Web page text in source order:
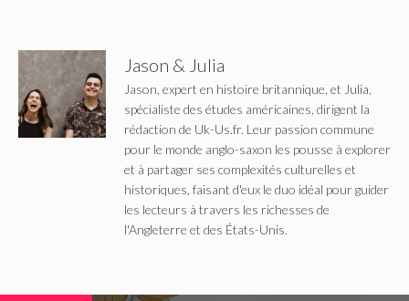
Jason & Julia
Jason, expert en histoire britannique, et Julia,
spécialiste des études américaines, dirigent la
rédaction de Uk-Us.fr. Leur passion commune
pour le monde anglo-saxon les pousse à explorer
et à partager ses complexités culturelles et
historiques, faisant d'eux le duo idéal pour guider
les lecteurs à travers les richesses de
l'Angleterre et des États-Unis.